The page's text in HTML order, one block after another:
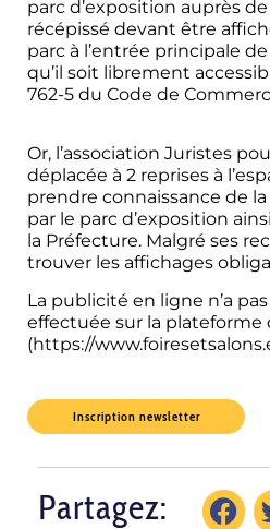
parc d’exposition auprès
récépissé devant être
parc à l’entrée principale
qu’il soit librement
762-5 du Code de
Or, l’association Juristes
déplacée à 2 reprises à
prendre connaissance de
par le parc d’exposition
la Préfecture. Malgré ses
trouver les affichages
La publicité en ligne n’a
effectuée sur la plateforme
(https://
Inscription newsletter
Partagez: